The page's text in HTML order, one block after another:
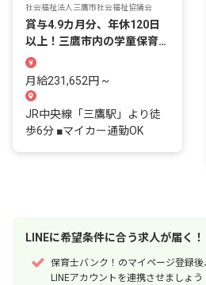
社会福祉法人三鷹市社会福祉協議会
賞与4.9カ月分、年休120日
以上！三鷹市内の学童保育所
での募集♪
月給231,652円 ~
JR中央線「三鷹駅」より徒
歩6分 ■マイカー通勤OK
LINEに希望条件に合う求人が届く！
保育士バンク！のマイページ登録後
LINEアカウントを連携させましょう